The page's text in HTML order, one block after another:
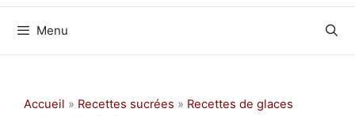
Menu
Accueil » Recettes sucrées » Recettes de glaces